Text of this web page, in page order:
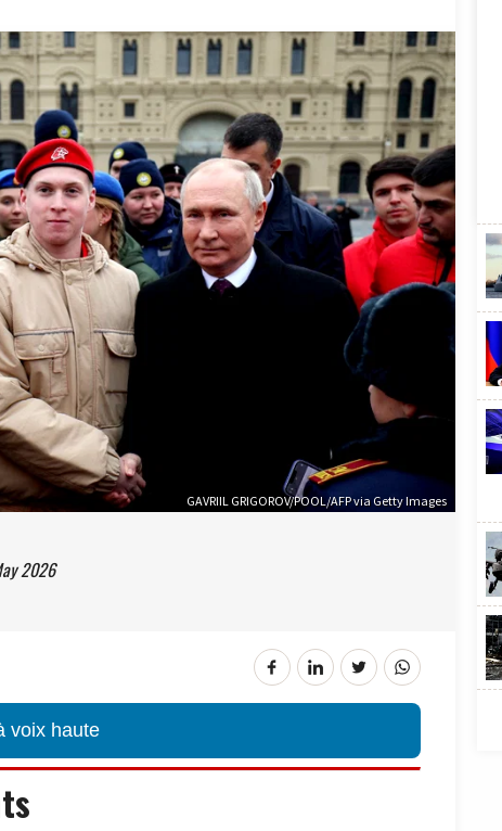
GAVRIIL GRIGOROV/POOL/AFP via Getty Images
2026
voix haute